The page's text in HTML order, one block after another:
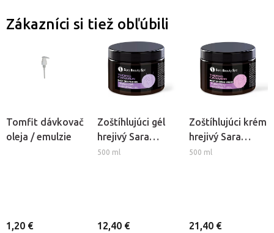
Zákazníci si tiež obľúbili
Tomfit dávkovač
oleja / emulzie
1,20 €
Zoštíhlujúci gél
hrejivý Sara
Beauty Spa -
500 ml
12,40 €
Zoštíhlujúci krém
hrejivý Sara
Beauty Spa -
500 ml
21,40 €